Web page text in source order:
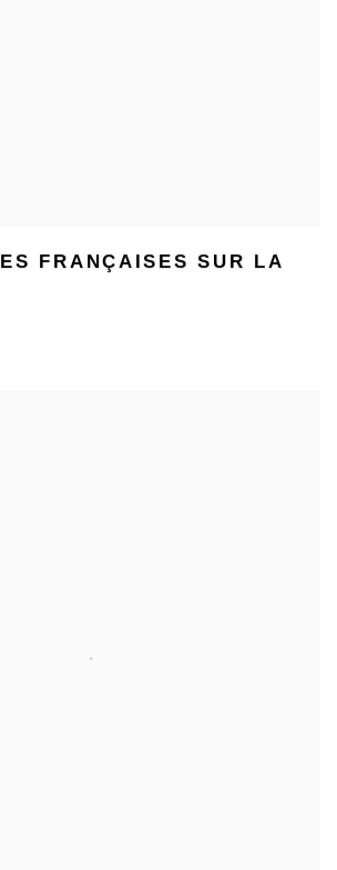
FRANÇAISES SUR LA